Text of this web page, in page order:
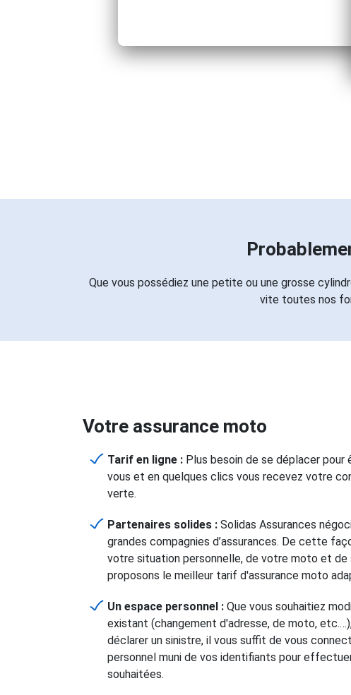
Que vous possédiez une petite ou une grosse
vite toutes nos
Votre assurance moto
Tarif en ligne : Plus besoin de se déplacer pour
vous et en quelques clics vous recevez votre
verte.
Partenaires solides : Solidas Assurances
grandes compagnies d’assurances. De cette
votre situation personnelle, de votre moto et de
proposons le meilleur tarif d'assurance moto
Un espace personnel : Que vous souhaitiez
existant (changement d'adresse, de moto,
déclarer un sinistre, il vous suffit de vous
personnel muni de vos identifiants pour
souhaitées.